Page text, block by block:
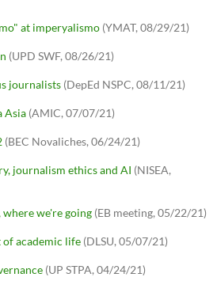
at imperyalismo (YMAT, 08/29/21)
(UPD SWF, 08/26/21)
journalists (DepEd NSPC, 08/11/21)
Asia (AMIC, 07/07/21)
(BEC Novaliches, 06/24/21)
journalism ethics and AI (NISEA,
where we're going (EB meeting, 05/22/21)
of academic life (DLSU, 05/07/21)
(UP STPA, 04/24/21)